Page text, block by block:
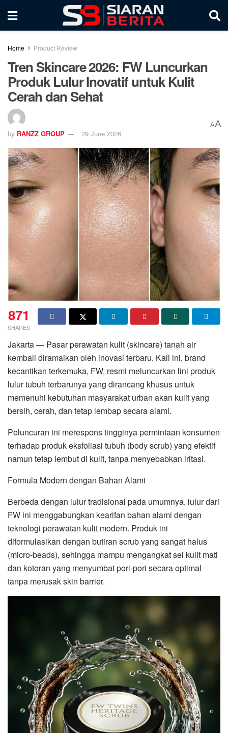
Home Product Review
Tren Skincare 2026: FW Luncurkan
Produk Lulur Inovatif untuk Kulit
Cerah dan Sehat
by RANZZ GROUP 29 June 2026
AA
871
SHARES
Jakarta — Pasar perawatan kulit (skincare) tanah air
kembali diramaikan oleh inovasi terbaru. Kali ini, brand
kecantikan terkemuka, FW, resmi meluncurkan lini produk
lulur tubuh terbarunya yang dirancang khusus untuk
memenuhi kebutuhan masyarakat urban akan kulit yang
bersih, cerah, dan tetap lembap secara alami.
Peluncuran ini merespons tingginya permintaan konsumen
terhadap produk eksfoliasi tubuh (body scrub) yang efektif
namun tetap lembut di kulit, tanpa menyebabkan iritasi.
Formula Modern dengan Bahan Alami
Berbeda dengan lulur tradisional pada umumnya, lulur dari
FW ini menggabungkan kearifan bahan alami dengan
teknologi perawatan kulit modern. Produk ini
diformulasikan dengan butiran scrub yang sangat halus
(micro-beads), sehingga mampu mengangkat sel kulit mati
dan kotoran yang menyumbat pori-pori secara optimal
tanpa merusak skin barrier.